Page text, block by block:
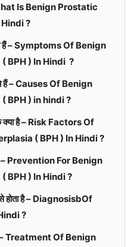
What Is Benign Prostatic
?
हैं – Symptoms Of Benign
BPH ) In Hindi ?
हैं – Causes Of Benign
BPH ) in hindi ?
क्या है – Risk Factors Of
( BPH ) In Hindi ?
– Prevention For Benign
BPH ) In Hindi ?
होता है– DiagnosisbOf
?
– Treatment Of Benign